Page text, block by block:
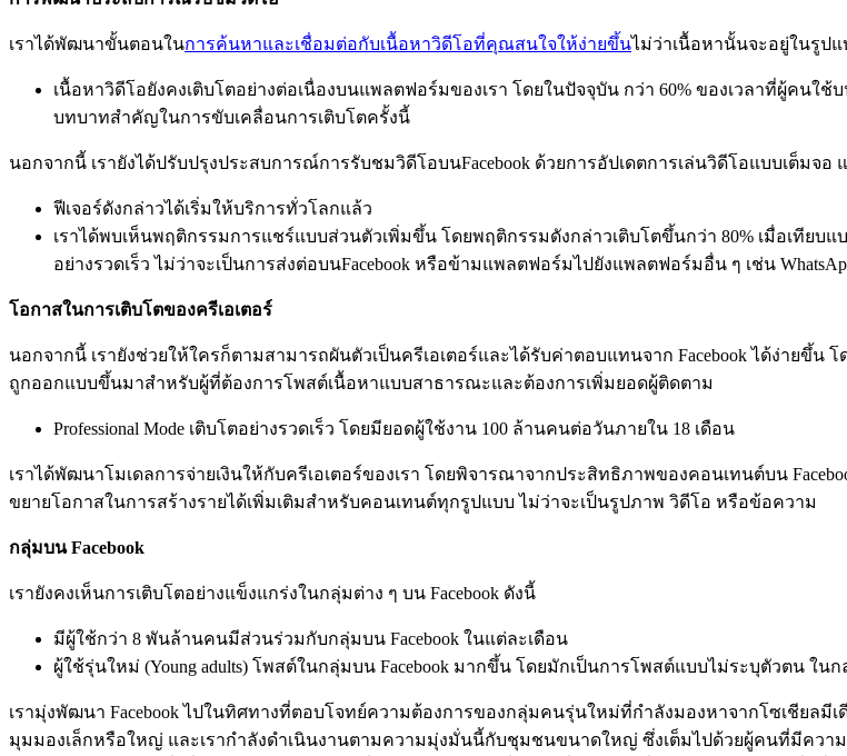
เราได้พัฒนาขั้นตอนในการค้นหาและเชื่อมต่อกับเนื้อหาวิดีโอที่คุณสนใจให้ง่ายขึ้นไม่ว่าเนื้อหานั้นจะอยู่ในรูป
เนื้อหาวิดีโอยังคงเติบโตอย่างต่อเนื่องบนแพลตฟอร์มของเรา โดยในปัจจุบัน กว่า 60% ของเวลาที่ผู้คนใช้
บทบาทสำคัญในการขับเคลื่อนการเติบโตครั้งนี้
นอกจากนี้ เรายังได้ปรับปรุงประสบการณ์การรับชมวิดีโอบนFacebook ด้วยการอัปเดตการเล่นวิดีโอแบบเต็มจ
ฟีเจอร์ดังกล่าวได้เริ่มให้บริการทั่วโลกแล้ว
เราได้พบเห็นพฤติกรรมการแชร์แบบส่วนตัวเพิ่มขึ้น โดยพฤติกรรมดังกล่าวเติบโตขึ้นกว่า 80% เมื่อเทีย
อย่างรวดเร็ว ไม่ว่าจะเป็นการส่งต่อบนFacebook หรือข้ามแพลตฟอร์มไปยังแพลตฟอร์มอื่น ๆ เช่น
โอกาสในการเติบโตของครีเอเตอร์
นอกจากนี้ เรายังช่วยให้ใครก็ตามสามารถผันตัวเป็นครีเอเตอร์และได้รับค่าตอบแทนจาก Facebook ได้ง่ายขึ้น โ
ถูกออกแบบขึ้นมาสำหรับผู้ที่ต้องการโพสต์เนื้อหาแบบสาธารณะและต้องการเพิ่มยอดผู้ติดตาม
Professional Mode เติบโตอย่างรวดเร็ว โดยมียอดผู้ใช้งาน 100 ล้านคนต่อวันภายใน 18 เดือน
เราได้พัฒนาโมเดลการจ่ายเงินให้กับครีเอเตอร์ของเรา โดยพิจารณาจากประสิทธิภาพของคอนเทนต์บน
ขยายโอกาสในการสร้างรายได้เพิ่มเติมสำหรับคอนเทนต์ทุกรูปแบบ ไม่ว่าจะเป็นรูปภาพ วิดีโอ หรือข้อความ
กลุ่มบนFacebook
เรายังคงเห็นการเติบโตอย่างแข็งแกร่งในกลุ่มต่าง ๆ บน Facebook ดังนี้
มีผู้ใช้กว่า 8 พันล้านคนมีส่วนร่วมกับกลุ่มบน Facebook ในแต่ละเดือน
ผู้ใช้รุ่นใหม่ (Young adults) โพสต์ในกลุ่มบน Facebook มากขึ้น โดยมักเป็นการโพสต์แบบไม่ระบุตัวตน ใ
เรามุ่งพัฒนา Facebook ไปในทิศทางที่ตอบโจทย์ความต้องการของกลุ่มคนรุ่นใหม่ที่กำลังมองหาจากโซเชียล
มุมมองเล็กหรือใหญ่ และเรากำลังดำเนินงานตามความมุ่งมั่นนี้กับชุมชนขนาดใหญ่ ซึ่งเต็มไปด้วยผู้คนที่มีคว